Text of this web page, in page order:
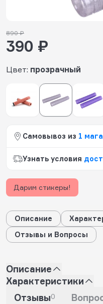
Цвет: прозрачный
890 ₽
390 ₽
Самовывоз из 1
Узнать условия
Дарим стикеры!
Описание
Отзывы и Вопросы
Описание
Характеристики
Отзывы0